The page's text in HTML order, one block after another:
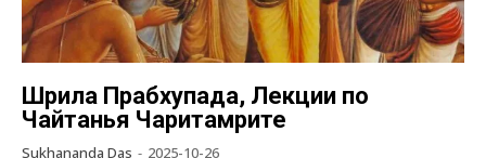
Шрила Прабхупада, Лекции по
Чайтанья Чаритамрите
Sukhananda Das - 2025-10-26